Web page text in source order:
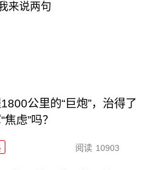
来说两句
公里的“巨炮”，治得了
焦虑”吗？
阅读 10903